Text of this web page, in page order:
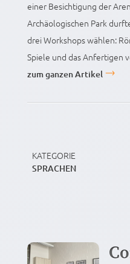
einer Besichtigung der
Archäologischen Park
drei Workshops wählen:
Spiele und das Anfertigen
zum ganzen Artikel
KATEGORIE
SPRACHEN